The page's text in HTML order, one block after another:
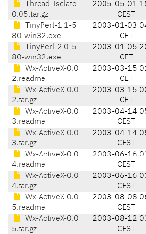
Thread-Isolate-
0.05.tar.gz
2005-05-01
CEST
TinyPerl-1.1-5
80-win32.exe
2003-01-03
CET
TinyPerl-2.0-5
80-win32.exe
2003-01-05
CET
Wx-ActiveX-0.0
2.readme
2003-03-15
CET
Wx-ActiveX-0.0
2.tar.gz
2003-03-15
CET
Wx-ActiveX-0.0
3.readme
2003-04-14
CEST
Wx-ActiveX-0.0
3.tar.gz
2003-04-14
CEST
Wx-ActiveX-0.0
4.readme
2003-06-16
CEST
Wx-ActiveX-0.0
4.tar.gz
2003-06-16
CEST
Wx-ActiveX-0.0
5.readme
2003-08-08
CEST
Wx-ActiveX-0.0
5.tar.gz
2003-08-12
CEST